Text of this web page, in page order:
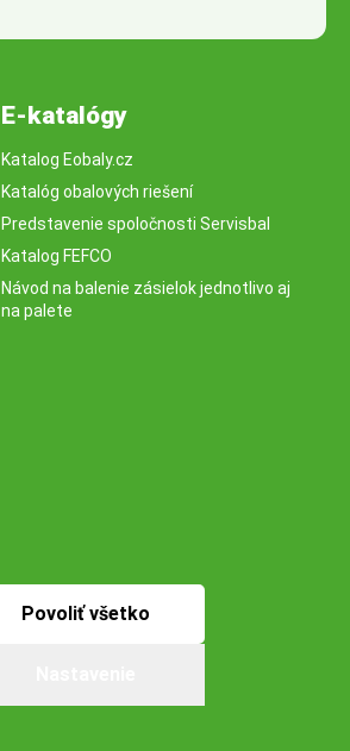
E-katalógy
Katalog Eobaly.cz
Katalóg obalových riešení
Predstavenie spoločnosti Servisbal
Katalog FEFCO
Návod na balenie zásielok jednotlivo aj
na palete
Povoliť všetko